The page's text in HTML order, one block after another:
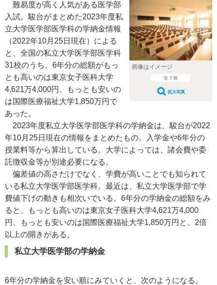
画像はイメージ
全 3 枚
拡大写真
難易度が高く人気がある医学部
入試。駿台がまとめた2023年度私
立大学医学部医学科の学納金情報
（2022年10月25日現在）による
と、全国の私立大学医学部医学科
31校のうち、6年分の総額がもっ
とも高いのは東京女子医科大学
4,621万4,000円、もっとも安いの
は国際医療福祉大学1,850万円で
あった。
2023年度私立大学医学部医学科の学納金は、駿台が2022
年10月25日現在の情報をまとめたもの。入学金や6年分の
授業料等から算出している。大学によっては、諸会費や委
託徴収金等が別途必要になる。
偏差値の高さだけでなく、学費が高いことでも知られて
いる私立大学医学部医学科。最近は、私立大学医学部で学
費値下げの動きも相次いでいる。6年分の学納金の総額をみ
ると、もっとも高いのは東京女子医科大学4,621万4,000
円、もっとも安いのは国際医療福祉大学1,850万円と、2倍
以上の開きがある。
私立大学医学部の学納金
6年分の学納金を安い順にみていくと、次のようになる。